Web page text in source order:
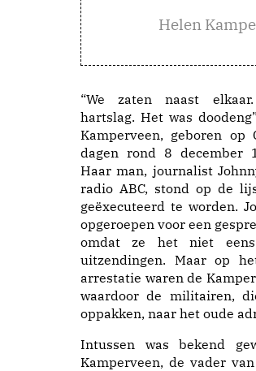
Helen
“We zaten naast
hartslag. Het was
Kamperveen, geboren op
dagen rond 8 december
Haar man, journalist
radio ABC, stond op de
geëxecuteerd te worden.
opgeroepen voor een
omdat ze het niet
uitzendingen. Maar op
arrestatie waren de
waardoor de militairen,
oppakken, naar het oude
Intussen was bekend
Kamperveen, de vader